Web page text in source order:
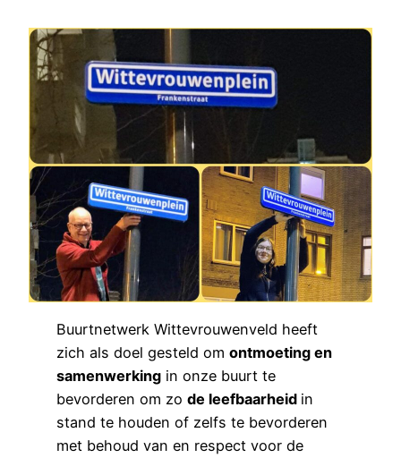
Buurtnetwerk Wittevrouwenveld heeft
zich als doel gesteld om ontmoeting en
samenwerkingin onze buurt te
bevorderen om zo de leefbaarheid in
stand te houden of zelfs te bevorderen
met behoud van en respect voor de